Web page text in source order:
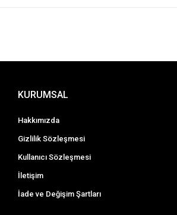
KURUMSAL
Hakkımızda
Gizlilik Sözleşmesi
Kullanıcı Sözleşmesi
İletişim
İade ve Değişim Şartları